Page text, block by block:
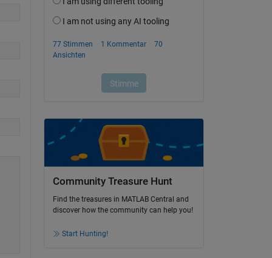
Community Treasure Hunt
Find the treasures in MATLAB Central and
discover how the community can help you!
Start Hunting!